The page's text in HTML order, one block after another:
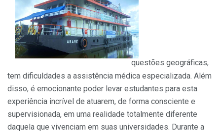
questões geográficas,
tem dificuldades a assistência médica especializada. Além
disso, é emocionante poder levar estudantes para esta
experiência incrível de atuarem, de forma consciente e
supervisionada, em uma realidade totalmente diferente
daquela que vivenciam em suas universidades. Durante a